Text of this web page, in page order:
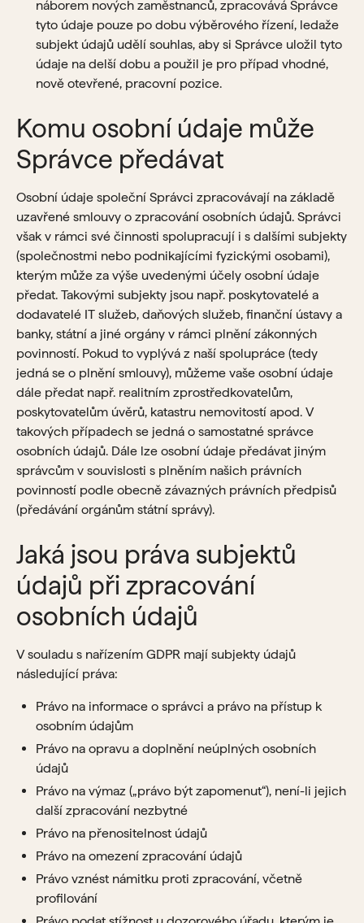
náborem nových zaměstnanců, zpracovává Správce
tyto údaje pouze po dobu výběrového řízení, ledaže
subjekt údajů udělí souhlas, aby si Správce uložil tyto
údaje na delší dobu a použil je pro případ vhodné,
nově otevřené, pracovní pozice.
Komu osobní údaje může
Správce předávat
Osobní údaje společní Správci zpracovávají na základě
uzavřené smlouvy o zpracování osobních údajů. Správci
však v rámci své činnosti spolupracují i s dalšími subjekty
(společnostmi nebo podnikajícími fyzickými osobami),
kterým může za výše uvedenými účely osobní údaje
předat. Takovými subjekty jsou např. poskytovatelé a
dodavatelé IT služeb, daňových služeb, finanční ústavy a
banky, státní a jiné orgány v rámci plnění zákonných
povinností. Pokud to vyplývá z naší spolupráce (tedy
jedná se o plnění smlouvy), můžeme vaše osobní údaje
dále předat např. realitním zprostředkovatelům,
poskytovatelům úvěrů, katastru nemovitostí apod. V
takových případech se jedná o samostatné správce
osobních údajů. Dále lze osobní údaje předávat jiným
správcům v souvislosti s plněním našich právních
povinností podle obecně závazných právních předpisů
(předávání orgánům státní správy).
Jaká jsou práva subjektů
údajů při zpracování
osobních údajů
V souladu s nařízením GDPR mají subjekty údajů
následující práva:
Právo na informace o správci a právo na přístup k
osobním údajům
Právo na opravu a doplnění neúplných osobních
údajů
Právo na výmaz („právo být zapomenut“), není-li jejich
další zpracování nezbytné
Právo na přenositelnost údajů
Právo na omezení zpracování údajů
Právo vznést námitku proti zpracování, včetně
profilování